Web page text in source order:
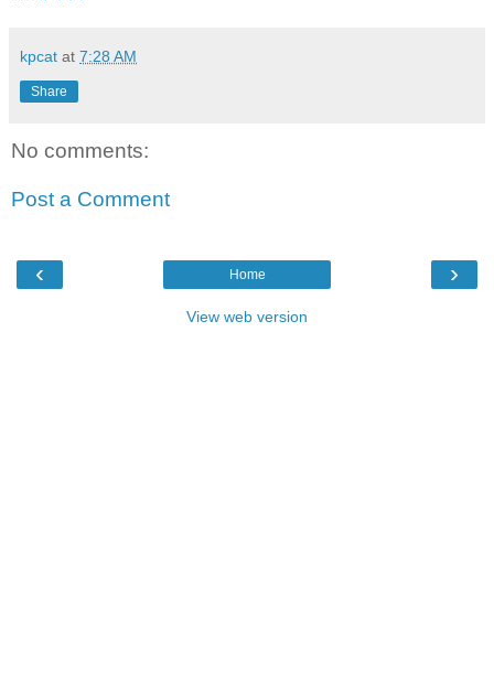
kpcat at 7:28 AM
Share
No comments:
Post a Comment
‹ ›
Home
View web version